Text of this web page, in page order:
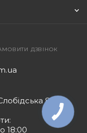
ДЗВІНОК
8
18:00